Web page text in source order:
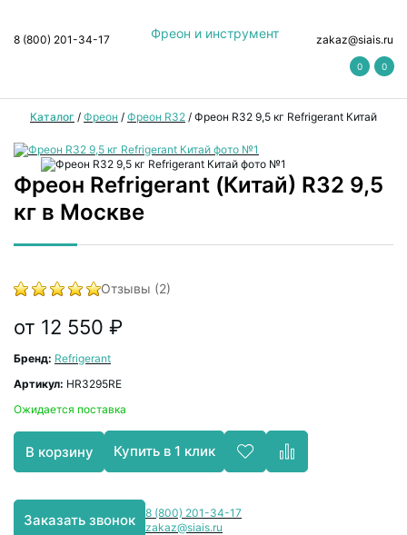
Фреон и инструмент
8 (800) 201-34-17 zakaz@siais.ru
0 0
Каталог / Фреон / Фреон R32 / Фреон R32 9,5 кг Refrigerant Китай
Фреон Refrigerant (Китай) R32 9,5
кг в Москве
Отзывы (2)
от 12 550 ₽
Бренд: Refrigerant
Артикул: HR3295RE
Ожидается поставка
В корзину Купить в 1 клик
Заказать звонок
8 (800) 201-34-17
zakaz@siais.ru